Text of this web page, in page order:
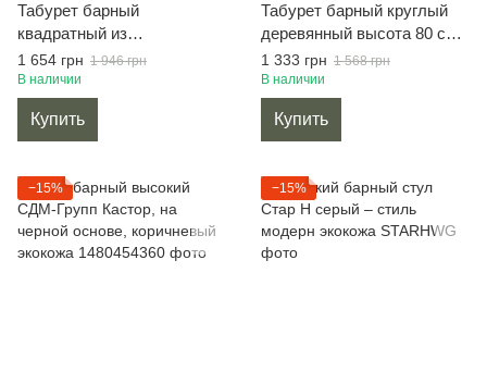
Табурет барный
квадратный из
натурального дерева
темный орех
1 654 грн 1 946 грн
В наличии
Купить
Табурет барный круглый
деревянный высота 80 см
орех
1 333 грн 1 568 грн
В наличии
Купить
−15% −15%